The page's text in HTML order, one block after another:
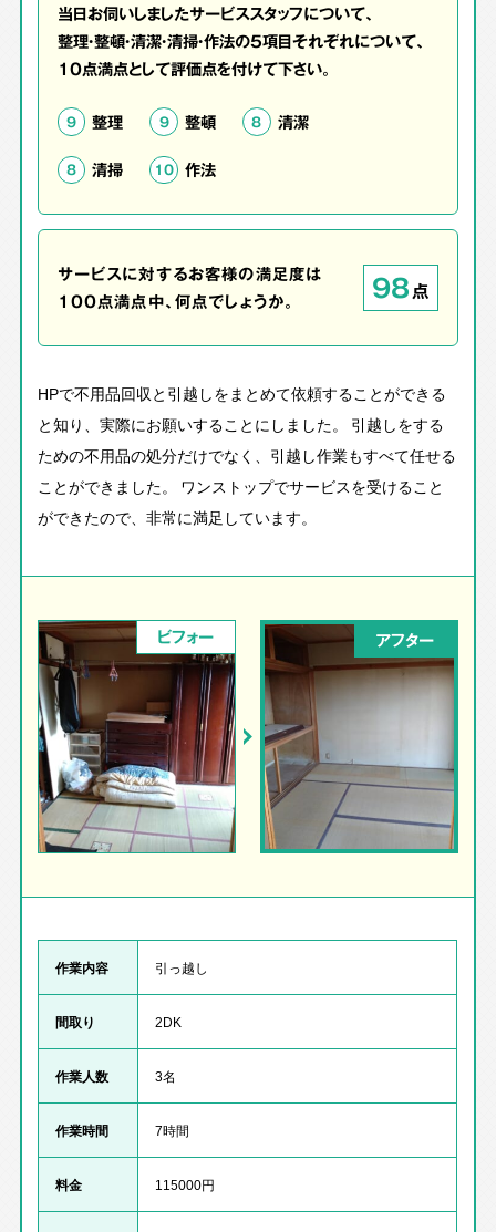
当日お伺いしましたサービススタッフについて、
整理・整頓・清潔・清掃・作法の5項目それぞれについて、
10点満点として評価点を付けて下さい。
9 整理 9 整頓 8 清潔
8 清掃 10 作法
サービスに対するお客様の満足度は
100点満点中、何点でしょうか。
98点
HPで不用品回収と引越しをまとめて依頼することができる
と知り、実際にお願いすることにしました。 引越しをする
ための不用品の処分だけでなく、引越し作業もすべて任せる
ことができました。 ワンストップでサービスを受けること
ができたので、非常に満足しています。
ビフォー アフター
作業内容 引っ越し
間取り 2DK
作業人数 3名
作業時間 7時間
料金 115000円